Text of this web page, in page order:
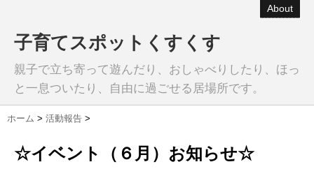
About
子育てスポットくすくす
親子で立ち寄って遊んだり、おしゃべりしたり、ほっ
と一息ついたり、自由に過ごせる居場所です。
ホーム > 活動報告 >
☆イベント（６月）お知らせ☆